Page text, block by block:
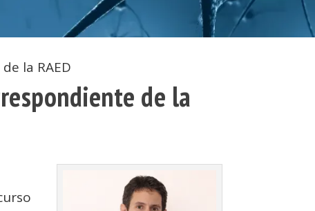
la RAED
de la